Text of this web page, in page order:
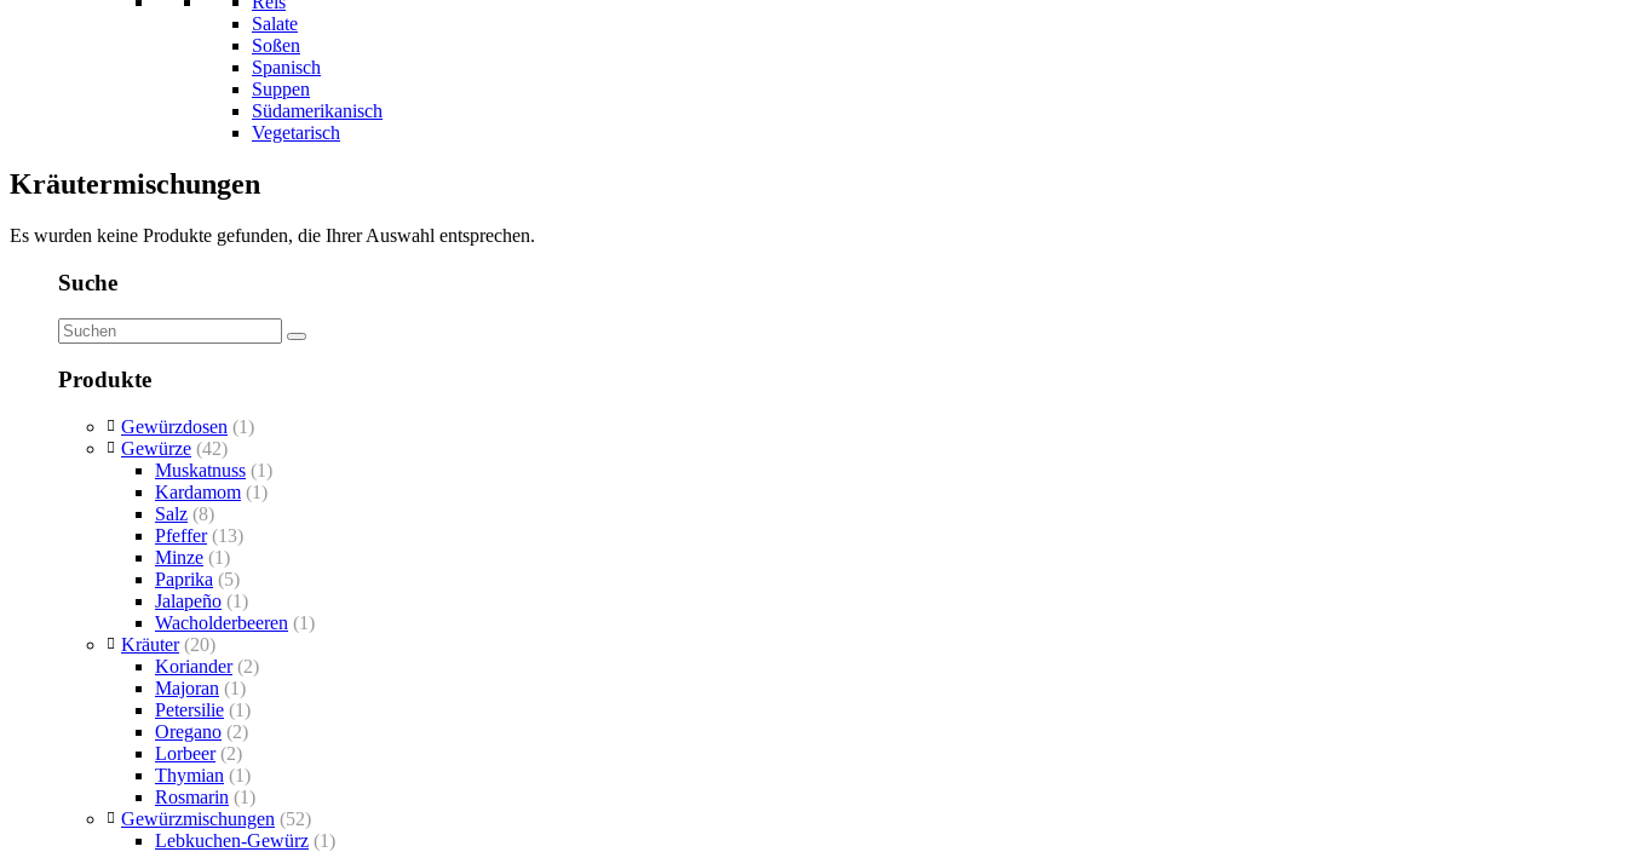
Salate
Soßen
Spanisch
Suppen
Südamerikanisch
Vegetarisch
Kräutermischungen
Es wurden keine Produkte gefunden, die Ihrer Auswahl entsprechen.
Suche
Produkte
Gewürzdosen (1)
Gewürze (42)
Muskatnuss (1)
Kardamom (1)
Salz (8)
Pfeffer (13)
Minze (1)
Paprika (5)
Jalapeño (1)
Wacholderbeeren (1)
Kräuter (20)
Koriander (2)
Majoran (1)
Petersilie (1)
Oregano (2)
Lorbeer (2)
Thymian (1)
Rosmarin (1)
Gewürzmischungen (52)
Lebkuchen-Gewürz (1)